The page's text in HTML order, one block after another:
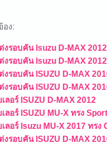
อง:
รอบคัน Isuzu D-MAX
รอบคัน Isuzu D-MAX 2012
รอบคัน ISUZU D-MAX
รอบคัน ISUZU D-MAX
ลอร์ ISUZU D-MAX 2012
ลอร์ ISUZU MU-X ทรง Sport
ลอร์ Isuzu MU-X 2017 ทรง
รอบคัน ISUZU D-MAX